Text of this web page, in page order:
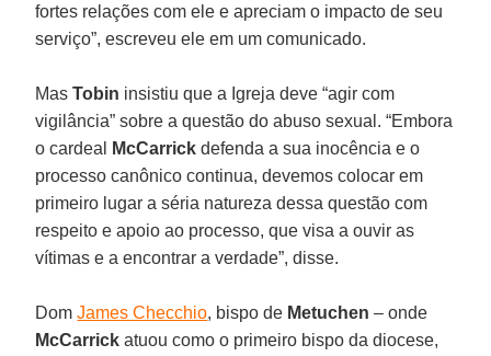
fortes relações com ele e apreciam o impacto de seu
serviço”, escreveu ele em um comunicado.
MasTobin insistiu que a Igreja deve “agir com
vigilância” sobre a questão do abuso sexual. “Embora
o cardeal
McCarrick defenda a sua inocência e o
processo canônico continua, devemos colocar em
primeiro lugar a séria natureza dessa questão com
respeito e apoio ao processo, que visa a ouvir as
vítimas e a encontrar a verdade”, disse.
Dom James Checchio, bispo de Metuchen – onde
McCarrick atuou como o primeiro bispo da diocese,